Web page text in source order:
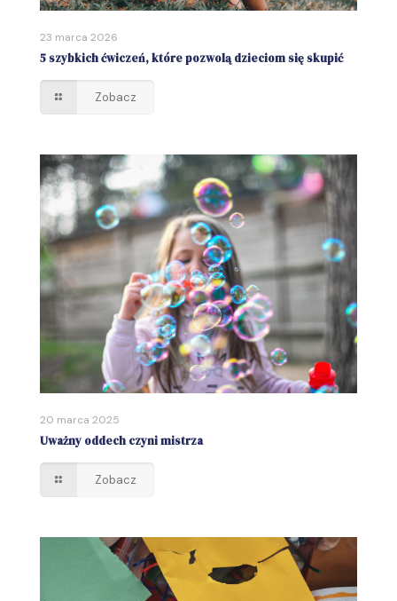
23 marca 2026
5 szybkich ćwiczeń, które pozwolą dzieciom się skupić
Zobacz
20 marca 2025
Uważny oddech czyni mistrza
Zobacz